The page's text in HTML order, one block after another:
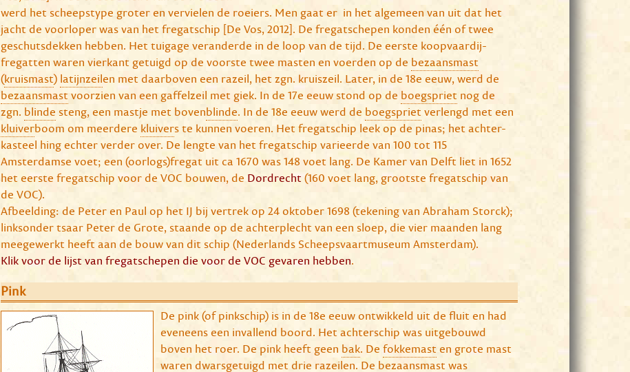
werd het scheepstype groter en vervielen de roeiers. Men gaat er in het algemeen van uit dat het
jacht de voorloper was van het fregatschip [De Vos, 2012]. De fregatschepen konden één of twee
geschutsdekken hebben. Het tuigage veranderde in de loop van de tijd. De eerste koopvaardij-
fregatten waren vierkant getuigd op de voorste twee masten en voerden op de bezaansmast
(kruismast) latijnzeilen met daarboven een razeil, het zgn. kruiszeil. Later, in de 18e eeuw, werd de
bezaansmast voorzien van een gaffelzeil met giek. In de 17e eeuw stond op de boegspriet nog de
zgn. blinde steng, een mastje met bovenblinde. In de 18e eeuw werd de boegspriet verlengd met een
kluiverboom om meerdere kluivers te kunnen voeren. Het fregatschip leek op de pinas; het achter-
kasteel hing echter verder over. De lengte van het fregatschip varieerde van 100 tot 115
Amsterdamse voet; een (oorlogs)fregat uit ca 1670 was 148 voet lang. De Kamer van Delft liet in 1652
het eerste fregatschip voor de VOC bouwen, de Dordrecht(160 voet lang, grootste fregatschip van
de VOC).
Afbeelding: de Peter en Paul op het IJ bij vertrek op 24 oktober 1698 (tekening van Abraham Storck);
linksonder tsaar Peter de Grote, staande op de achterplecht van een sloep, die vier maanden lang
meegewerkt heeft aan de bouw van dit schip (Nederlands Scheepsvaartmuseum Amsterdam).
Klik voor de lijst van fregatschepen die voor de VOC gevaren hebben.
Pink
De pink (of pinkschip) is in de 18e eeuw ontwikkeld uit de fluit en had
eveneens een invallend boord. Het achterschip was uitgebouwd
boven het roer. De pink heeft geen bak. De fokkemast en grote mast
waren dwarsgetuigd met drie razeilen. De bezaansmast was